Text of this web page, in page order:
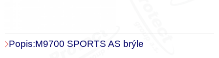
Popis:M9700 SPORTS AS brýle